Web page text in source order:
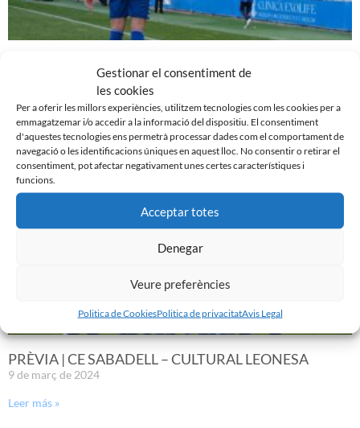
Gestionar el consentiment de
les cookies
Per a oferir les millors experiències, utilitzem tecnologies com les cookies per a
emmagatzemar i/o accedir a la informació del dispositiu. El consentiment
d'aquestes tecnologies ens permetrà processar dades com el comportament de
navegació o les identificacions úniques en aquest lloc. No consentir o retirar el
consentiment, pot afectar negativament unes certes característiques i
funcions.
Acceptar totes
Denegar
Veure preferències
Politica de CookiesPolitica de privacitatAvis Legal
EL SABADELL EMPATA DAVANT LA CULTURAL A LA
NOVA CREU ALTA
10 de març de 2024
Leer más »
PRÈVIA | CE SABADELL – CULTURAL LEONESA
9 de març de 2024
Leer más »